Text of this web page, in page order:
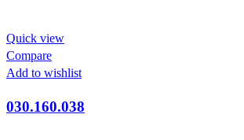
Quick view
Compare
Add to wishlist
030.160.038